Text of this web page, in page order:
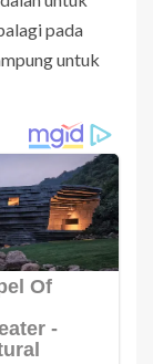
pada
untuk